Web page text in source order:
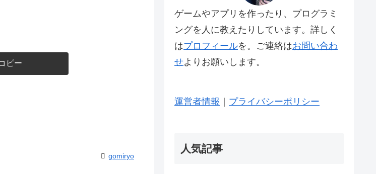
ピー
gomiryo
ゲームやアプリを作ったり、プログラミ
ングを人に教えたりしています。詳しく
はプロフィールを。ご連絡はお問い合わ
せよりお願いします。
運営者情報 プライバシーポリシー
人気記事